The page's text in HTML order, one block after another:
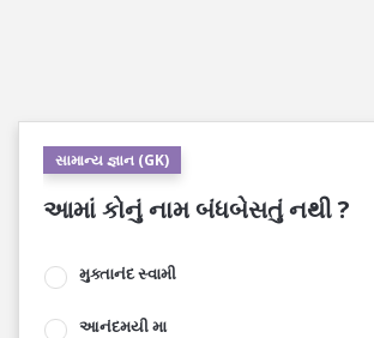
સામાન્ય જ્ઞાન (GK)
આમાં કોનું નામ બંધબેસતું નથી ?
મુક્તાનંદ સ્વામી
આનંદમયી મા